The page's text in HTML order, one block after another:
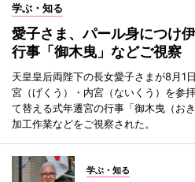
学ぶ・知る
愛子さま、パール身につけ
行事「御木曳」などご視察
天皇皇后両陛下の長女愛子さまが8月1
宮（げくう）・内宮（ないくう）を参
て替える式年遷宮の行事「御木曳（お
加工作業などをご視察された。
学ぶ・知る